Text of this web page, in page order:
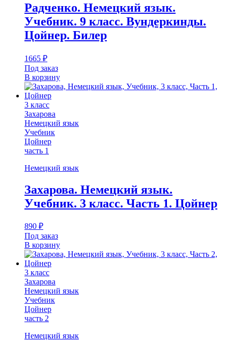
Радченко. Немецкий язык.
Учебник. 9 класс. Вундеркинды.
Цойнер. Билер
1665 ₽
Под заказ
В корзину
3 класс
Захарова
Немецкий язык
Учебник
Цойнер
часть 1
Немецкий язык
Захарова. Немецкий язык.
Учебник. 3 класс. Часть 1. Цойнер
890 ₽
Под заказ
В корзину
3 класс
Захарова
Немецкий язык
Учебник
Цойнер
часть 2
Немецкий язык